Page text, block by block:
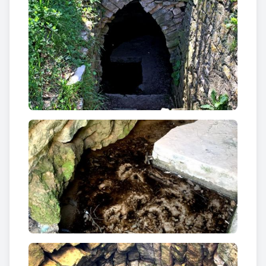
de sable, que no és res més en aquest cas que dues
línies paral·leles negres que representen la via del
tren, estretament vinculat amb l’evolució del
municipi.
Curiositats
Lafont de Branques, conjuntament amb lafont
dels pastors de Sendomí, així com lafont de Sant
Salvador d’Altadill, configuren el que podríem
qualificar com la ruta de la pedra seca i l’aigua. Són
exemples de l’aprofitament extrem d’un bé escàs
com l’aigua en un territori en el qual és
imprescindible des de la perspectiva agrícola i
ramadera. Es tractava de no malbaratar ni una gota
d’aigua.